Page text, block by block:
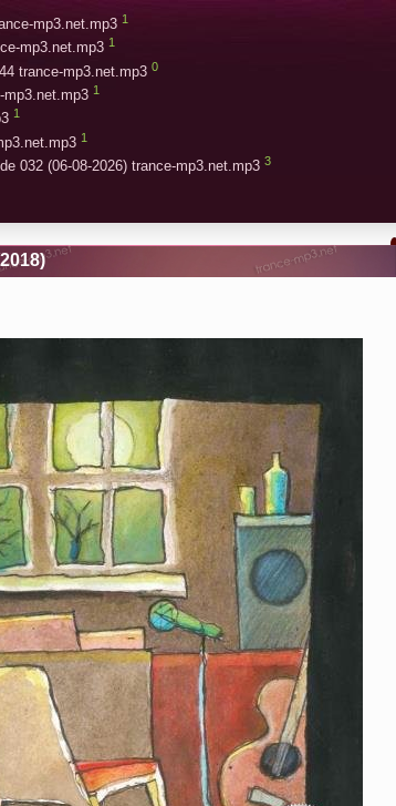
mp3.net.mp3 1
mp3.net.mp3 1
trance-mp3.net.mp3 0
mp3.net.mp3 1
1
1
032 (06-08-2026) trance-mp3.net.mp3 3